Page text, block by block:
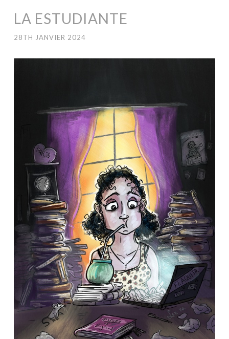
LA ESTUDIANTE
28TH JANVIER 2024